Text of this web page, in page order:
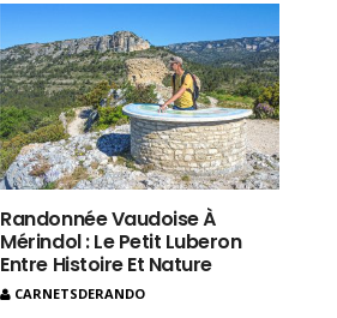
Randonnée Vaudoise À
Mérindol : Le Petit Luberon
Entre Histoire Et Nature
CARNETSDERANDO